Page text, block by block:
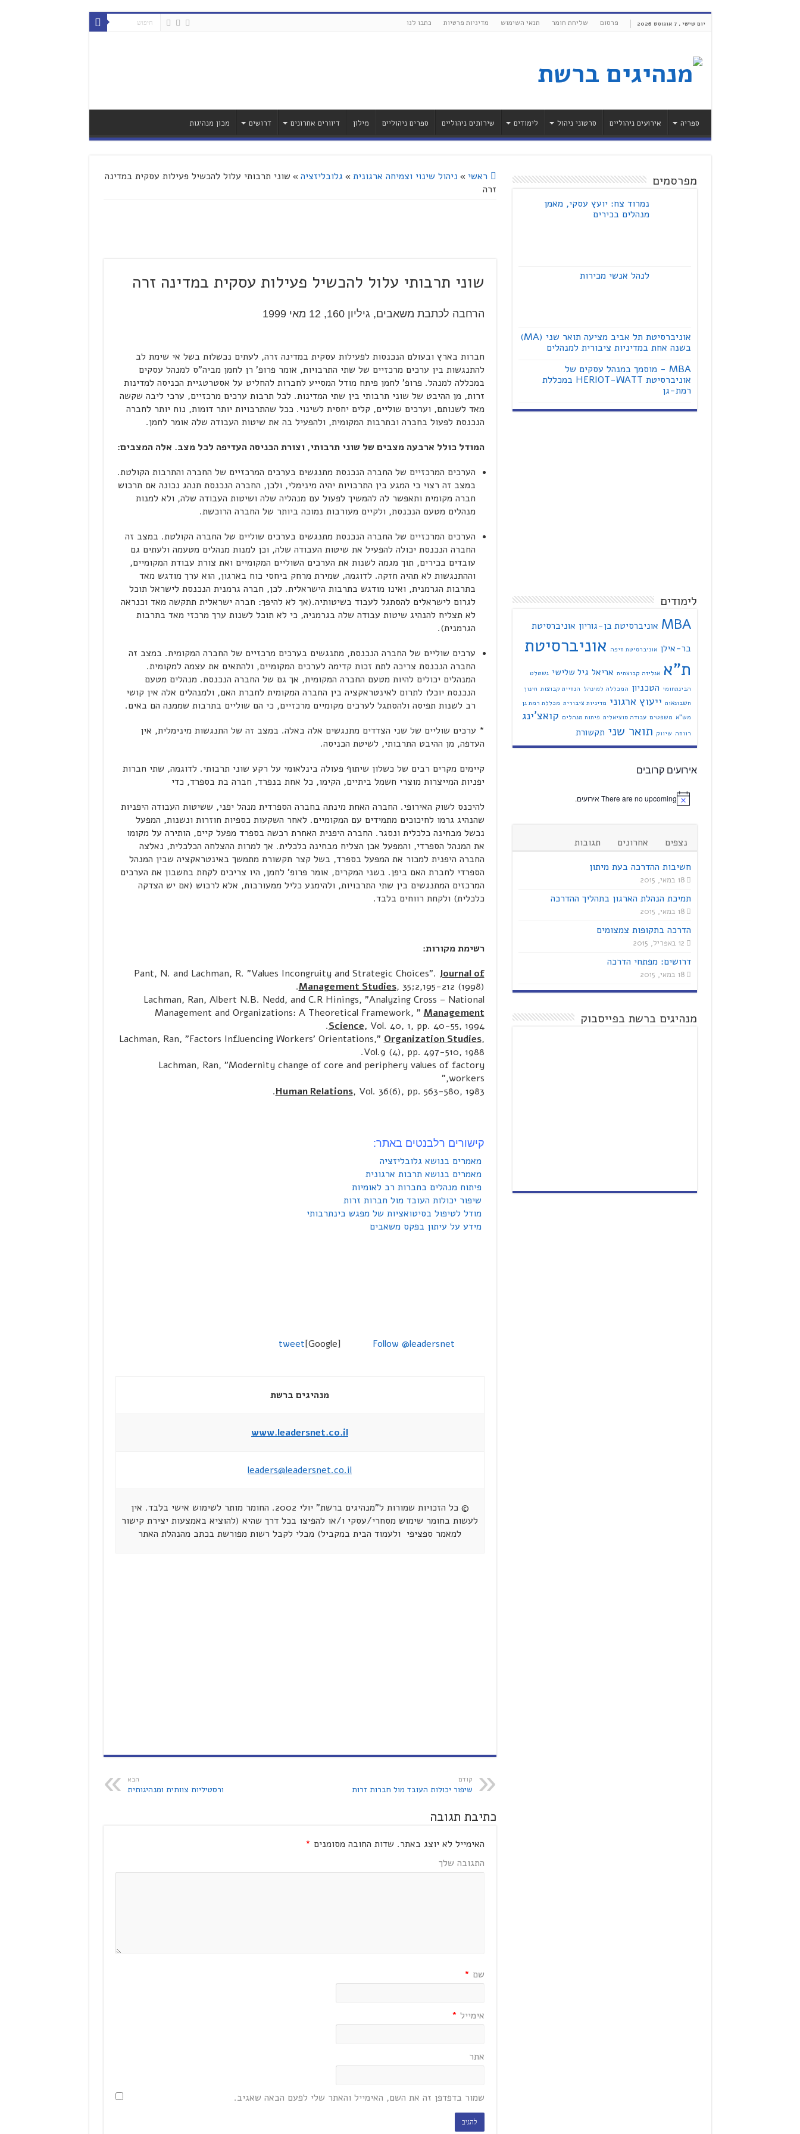
יום שישי , 7 אוגוסט 2026 פרסום שליחת חומר תנאי השימוש מדיניות פרטיות כתבו לנו
ספריה אירועים ניהוליים סרטוני ניהול לימודים שירותים ניהוליים ספרים ניהוליים מילון דיוורים אחרונים דרושים מכון מנהיגות
ראשי » ניהול שינוי וצמיחה ארגונית » גלובליזציה » שוני תרבותי עלול להכשיל פעילות עסקית במדינה
זרה
שוני תרבותי עלול להכשיל פעילות עסקית במדינה זרה
הרחבה לכתבת משאבים, גיליון 160, 12 מאי 1999
חברות בארץ ובעולם הנכנסות לפעילות עסקית במדינה זרה, לעתים נכשלות בשל אי שימת לב
להתנגשות בין ערכים מרכזיים של שתי התרבויות, אומר פרופ' רן לחמן מביה"ס למנהל עסקים
במכללה למנהל. פרופ' לחמן פיתח מודל המסייע לחברות להחליט על אסטרטגיית הכניסה למדינות
זרות, מן ההיבט של שוני תרבותי בין שתי המדינות. לכל תרבות ערכים מרכזיים, ערכי ליבה שקשה
מאד לשנותם, וערכים שוליים, קלים יחסית לשינוי. ככל שהתרבויות יותר דומות, נוח יותר לחברה
הנכנסת לפעול בחברה ובתרבות המקומית, ולהפעיל בה את שיטות העבודה שלה אומר לחמן.
המודל כולל ארבעה מצבים של שוני תרבותי, וצורת הכניסה העדיפה לכל מצב. אלה המצבים:
הערכים המרכזיים של החברה הנכנסת מתנגשים בערכים המרכזיים של החברה והתרבות הקולטת.
במצב זה רצוי כי המגע בין התרבויות יהיה מינימלי, ולכן, החברה הנכנסת תנהג נכונה אם תרכוש
חברה מקומית ותאפשר לה להמשיך לפעול עם מנהליה שלה ושיטות העבודה שלה, ולא למנות
מנהלים מטעם הנכנסת, ולקיים מעורבות נמוכה ביותר של החברה הרוכשת.
הערכים המרכזיים של החברה הנכנסת מתנגשים בערכים שוליים של החברה הקולטת. במצב זה
החברה הנכנסת יכולה להפעיל את שיטות העבודה שלה, וכן למנות מנהלים מטעמה ולעתים גם
עובדים בכירים, תוך מגמה לשנות את הערכים השוליים המקומיים ואת צורת עבודת המקומיים,
וההתנגשות לא תהיה חזקה. לדוגמה, שמירת מרחק ביחסי כוח בארגון, הוא ערך מודגש מאד
בתרבות הגרמנית, ואינו מודגש בתרבות הישראלית. לכן, חברה גרמנית הנכנסת לישראל תוכל
לגרום לישראלים להסתגל לעבוד בשיטותיה.(אך לא להיפך: חברה ישראלית תתקשה מאד וכנראה
לא תצליח להנהיג שיטות עבודה שלה בגרמניה, כי לא תוכל לשנות ערך מרכזי מאד בתרבות
הגרמנית).
ערכים שוליים של החברה הנכנסת, מתנגשים בערכים מרכזיים של החברה המקומית. במצב זה
החברה הנכנסת צריכה לתת זכות קדימה לערכים המקומיים, ולהתאים את עצמה למקומית.
המנהלים יכולים להיות מטעם החברה המקומית, אך גם של החברה הנכנסת. מנהלים מטעם
הנכנסת יוכלו לתרום לאינטראקציה בין החברה המקומית לחברת האם, ולמנהלים אלה אין קושי
רב לשנות תפיסה ולהסתגל לערכים מקומיים מרכזיים, כי הם שוליים בתרבות שממנה הם באים.
* ערכים שוליים של שני הצדדים מתנגשים אלה באלה. במצב זה של התנגשות מינימלית, אין
העדפה, מן ההיבט התרבותי, לשיטת הכניסה.
קיימים מקרים רבים של כשלון שיתוף פעולה בינלאומי על רקע שוני תרבותי. לדוגמה, שתי חברות
יפניות המייצרות מוצרי חשמל ביתיים, הקימו, כל אחת בנפרד, חברה בת בספרד, כדי
להיכנס לשוק האירופי. החברה האחת מינתה בחברה הספרדית מנהל יפני, ששיטות העבודה היפניות
שהנהיג גרמו לחיכוכים מתמידים עם המקומיים. לאחר השקעות כספיות חוזרות ונשנות, המפעל
נכשל מבחינה כלכלית ונסגר. החברה היפנית האחרת רכשה בספרד מפעל קיים, הותירה על מקומו
את המנהל הספרדי, והמפעל אכן הצליח מבחינה כלכלית. אך למרות ההצלחה הכלכלית, נאלצה
החברה היפנית למכור את המפעל בספרד, בשל קצר תקשורת מתמשך באינטראקציה שבין המנהל
הספרדי לחברת האם ביפן. בשני המקרים, אומר פרופ' לחמן, היו צריכים לקחת בחשבון את הערכים
המרכזים המתנגשים בין שתי התרבויות, ולהימנע כליל ממעורבות, אלא לרכוש (אם יש הצדקה
כלכלית) ולקחת רווחים בלבד.
רשימת מקורות:
Pant, N. and Lachman, R. "Values Incongruity and Strategic Choices". Journal of
Management Studies, 35;2,195-212 (1998).
Lachman, Ran, Albert N.B. Nedd, and C.R Hinings, "Analyzing Cross – National
Management and Organizations: A Theoretical Framework, " Management
Science, Vol. 40, 1, pp. 40-55, 1994.
Lachman, Ran, "Factors Influencing Workers' Orientations," Organization Studies,
Vol.9 (4), pp. 497-510, 1988.
Lachman, Ran, "Modernity change of core and periphery values of factory
workers,"
Human Relations, Vol. 36(6), pp. 563-580, 1983.
קישורים רלבנטים באתר:
מאמרים בנושא גלובליזציה
מאמרים בנושא תרבות ארגונית
פיתוח מנהלים בחברות רב לאומיות
שיפור יכולות העובד מול חברות זרות
מודל לטיפול בסיטואציות של מפגש בינתרבותי
מידע על עיתון בפקס משאבים
tweet[Google] Follow @leadersnet
מנהיגים ברשת
www.leadersnet.co.il
leaders@leadersnet.co.il
© כל הזכויות שמורות ל"מנהיגים ברשת" יולי 2002. החומר מותר לשימוש אישי בלבד. אין
לעשות בחומר שימוש מסחרי/עסקי ו/או להפיצו בכל דרך שהיא (להוציא באמצעות יצירת קישור
למאמר ספציפי ולעמוד הבית במקביל) מבלי לקבל רשות מפורשת בכתב מהנהלת האתר
קודם
שיפור יכולות העובד מול חברות זרות
הבא
ורסטיליות צוותית ומנהיגותית
כתיבת תגובה
האימייל לא יוצג באתר. שדות החובה מסומנים *
התגובה שלך
שם *
אימייל *
אתר
שמור בדפדפן זה את השם, האימייל והאתר שלי לפעם הבאה שאגיב.
מפרסמים
נמרוד צח: יועץ עסקי, מאמן
מנהלים בכירים
לנהל אנשי מכירות
אוניברסיטת תל אביב מציעה תואר שני (MA)
בשנה אחת במדיניות ציבורית למנהלים
MBA - מוסמך במנהל עסקים של
אוניברסיטת HERIOT-WATT במכללת
רמת-גן
לימודים
MBA אוניברסיטת בן-גוריון אוניברסיטת
בר-אילן אוניברסיטת חיפה אוניברסיטת
ת"א אנליזה קבוצתית אריאל גיל שלישי גשטלט
הבינתחומי הטכניון המכללה למינהל הנחיית קבוצות חינוך
חשבונאות ייעוץ ארגוני מדיניות ציבורית מכללת רמת גן
מש"א משפטים עבודה סוציאלית פיתוח מנהלים קואצ'ינג
רווחה שיווק תואר שני תקשורת
אירועים קרובים
There are no upcoming אירועים.
נצפים אחרונים
תגובות
חשיבות ההדרכה בעת מיתון
18 במאי, 2015
תמיכת הנהלת הארגון בתהליך ההדרכה
18 במאי, 2015
הדרכה בתקופות צמצומים
12 באפריל, 2015
דרושים: מפתחי הדרכה
18 במאי, 2015
מנהיגים ברשת בפייסבוק